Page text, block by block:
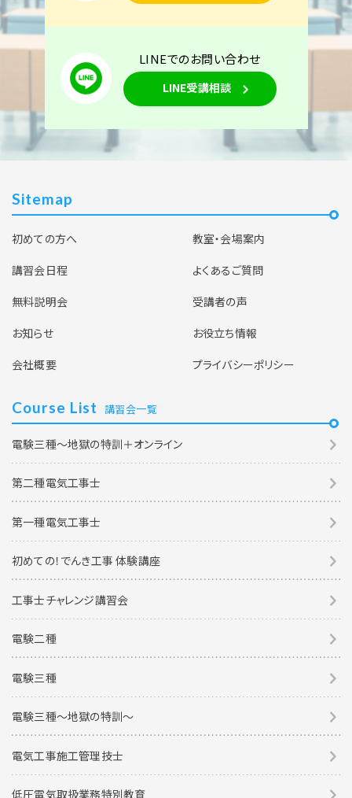
空席あり
オンライン講座
基礎理論計算特訓コース（1日間）
2026年9月14日(月)
東京校 【下期】第一種電気工事士 基礎理論計算コ
催）
空席あり
LINEでのお問い合わせ
LINE受講相談
Sitemap
初めての方へ
教室・会場案内
講習会日程
よくあるご質問
無料説明会
受講者の声
お知らせ
お役立ち情報
会社概要
プライバシーポリシー
Course List 講習会一覧
電験三種～地獄の特訓＋オンライン
第二種電気工事士
第一種電気工事士
初めての！でんき工事 体験講座
工事士チャレンジ講習会
電験二種
電験三種
電験三種〜地獄の特訓〜
電気工事施工管理技士
低圧電気取扱業務特別教育